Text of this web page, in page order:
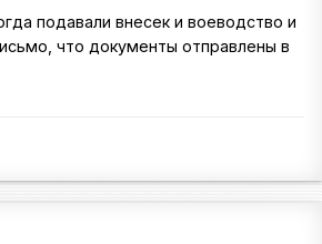
подавали внесек и воеводство и
что документы отправлены в